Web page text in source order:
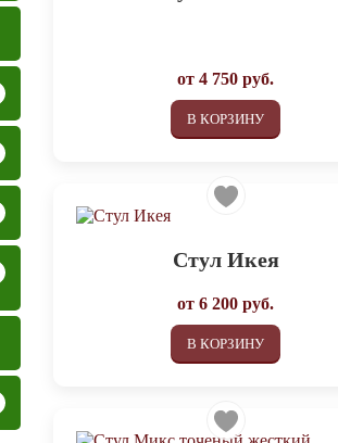
от4 750 руб.
В КОРЗИНУ
Стул Икея
от6 200 руб.
В КОРЗИНУ